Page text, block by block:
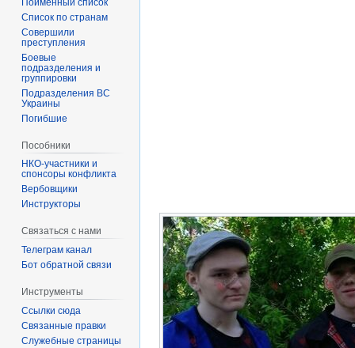
Список по странам
Совершили
преступления
Боевые
подразделения и
группировки
Подразделения ВС
Украины
Погибшие
Пособники
спонсоры конфликта
‏‎Вербовщики
Инструкторы
Связаться с нами
Телеграм канал
Бот обратной связи
Инструменты
Ссылки сюда
Связанные правки
Служебные страницы